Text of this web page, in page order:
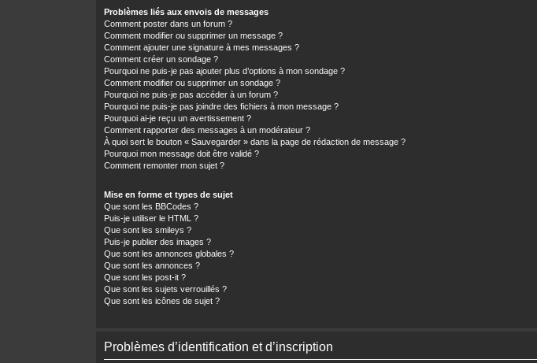
Problèmes liés aux envois de messages
Comment poster dans un forum ?
Comment modifier ou supprimer un message ?
Comment ajouter une signature à mes messages ?
Comment créer un sondage ?
Pourquoi ne puis-je pas ajouter plus d’options à mon sondage ?
Comment modifier ou supprimer un sondage ?
Pourquoi ne puis-je pas accéder à un forum ?
Pourquoi ne puis-je pas joindre des fichiers à mon message ?
Pourquoi ai-je reçu un avertissement ?
Comment rapporter des messages à un modérateur ?
À quoi sert le bouton « Sauvegarder » dans la page de rédaction de message ?
Pourquoi mon message doit être validé ?
Comment remonter mon sujet ?
Mise en forme et types de sujet
Que sont les BBCodes ?
Puis-je utiliser le HTML ?
Que sont les smileys ?
Puis-je publier des images ?
Que sont les annonces globales ?
Que sont les annonces ?
Que sont les post-it ?
Que sont les sujets verrouillés ?
Que sont les icônes de sujet ?
Problèmes d’identification et d’inscription